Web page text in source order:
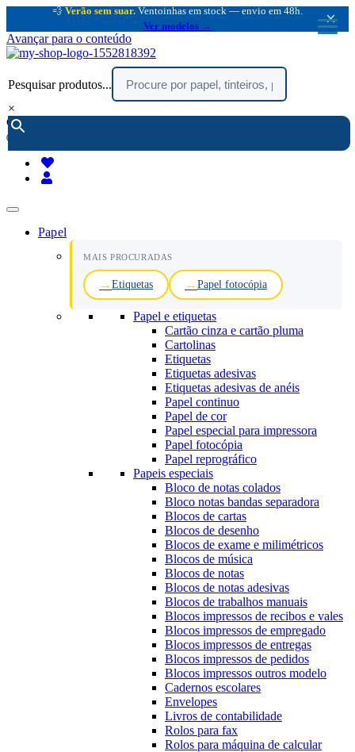
💨 Verão sem suar. Ventoinhas em stock — envio em 48h.
Ver modelos →
×
Avançar para o conteúdo
Pesquisar produtos...
×
encomendar por telefone :
(chamada rede fixa nacional)
Papel
MAIS PROCURADAS
Etiquetas Papel fotocópia
Papel e etiquetas
Cartão cinza e cartão pluma
Cartolinas
Etiquetas
Etiquetas adesivas
Etiquetas adesivas de anéis
Papel continuo
Papel de cor
Papel especial para impressora
Papel fotocópia
Papel reprográfico
Papeis especiais
Bloco de notas colados
Bloco notas bandas separadora
Blocos de cartas
Blocos de desenho
Blocos de exame e milimétricos
Blocos de música
Blocos de notas
Blocos de notas adesivas
Blocos de trabalhos manuais
Blocos impressos de recibos e vales
Blocos impressos de empregado
Blocos impressos de entregas
Blocos impressos de pedidos
Blocos impressos outros modelo
Cadernos escolares
Envelopes
Livros de contabilidade
Rolos para fax
Rolos para máquina de calcular